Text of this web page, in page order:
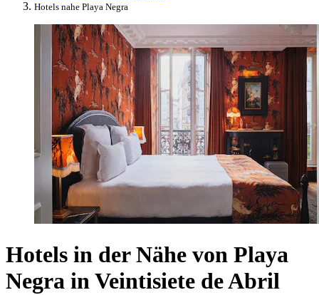
Hotels nahe Playa Negra
Hotels in der Nähe von Playa
Negra in Veintisiete de Abril